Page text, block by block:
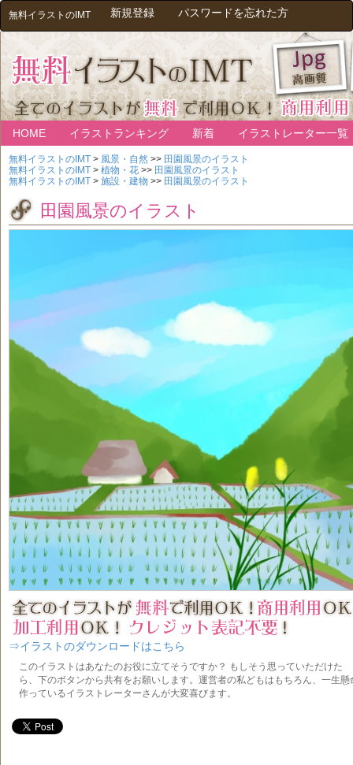
無料イラストのIMT 新規登録 パスワードを忘れた方
HOME イラストランキング 新着 イラストレーター一覧
無料イラストのIMT > 風景・自然 >> 田園風景のイラスト
無料イラストのIMT > 植物・花 >> 田園風景のイラスト
無料イラストのIMT > 施設・建物 >> 田園風景のイラスト
田園風景のイラスト
⇒イラストのダウンロードはこちら